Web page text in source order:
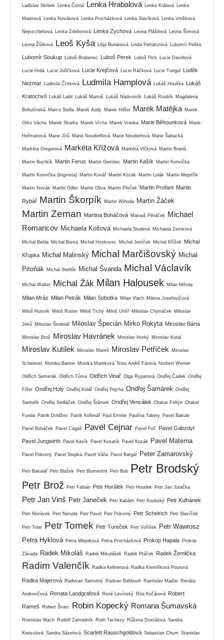
Ladislav Skrbek Lenka Černá Lenka Hrabalová Lenka Králová Lenka
Maierová Lenka Nováková Lenka Procházková Lenka Slavíková Lenka Vrtišková
Nejezchlebová Lenka Zdeborová Lenka Zychová Leona Plášilová Leona Šímová
Leona Žůrková Leoš Kyša Lilija Burianová Linda Petraturová Lubomír Peške
Lubomír Soukup Luboš Brabenec Luboš Perek Luboš Pick Lucie Davidová
Lucie Hrdá Lucie Juřičková Lucie Krejčová Lucie Ráčková Lucie Tungul Luděk
Nezmar Ludmila Čírtková Ludmila Hamplová Lukáš Houška Lukáš
Kratochvíl Lukáš Laibl Lukáš Martoš Lukáš Nádvorník Lukáš Roubík Magdalena
Bohutínská Marco Stella Marek Audy Marek Hilšer Marek Matějka Marek
Orko Vácha Marek Skarka Marek Vícha Marek Vranka Marie Běhounková Marie
Heřmanová Marie Jírů Marie Neudorflová Marie Neudorfová Marie Šabacká
Markéta Gregorová Markéta Křížová Markéta Vlčková Martin Braniš
Martin Buchtík Martin Ferus Martin Gembec Martin Kašík Martin Konvička
Martin Konvička (lingvista) Martin Kovář Martin Kozák Martin Lulák Martin Mejstřík
Martin Novák Martin Odler Martin Oliva Martin Přeček Martin Profant Martin
Rybář Martin Škorpík Martin Wihoda Martin Žáček
Martin Zeman Martina Boháčová Matouš Pilnáček
Michael
Romancov Michaela Košová Michaela Studená Michaela Zemková
Michal Belda Michal Bursa Michal Hoskovec Michal Jeníček Michal Křížek Michal
Křupka Michal Malinský Michal Marčišovský Michal
Pitoňák
Michal Stehlík Michal Švanda Michal Václavík
Michal Walter Michal Žák Milan Halousek Milan Mihola
Milan Mráz Milan Petrák Milan Sobotka Milan Vlach Milena Josefovičová
Miloš Husník Miloš Rotter Miloš Tichý Miloš Uhlíř Miloslav Chytráček Miloslav
Jirků Miloslav Šindelář Miloslav Špecián Mirko Rokyta Miroslav Bárta
Miroslav Brož Miroslav Havránek Miroslav Horký Miroslav Kutal
Miroslav Kutílek Miroslav Mareš Miroslav Petříček Miroslav
Scheinost Monika Barton Monika Mareková Nina Andrš Fárová Norbert Werner
Oldřich Semerák Oldřich Tůma Oldřich Vinař Olga Ryparová Ondřej Čadek Ondřej
Fišer Ondřej Holý Ondřej Kolář Ondřej Pejcha Ondřej Šamárek Ondřej
Santolík Ondřej Sedláček Ondřej Šrámek Ondřej Vencálek Otakar Foltýn Otakar
Funda Patrik Doldžev Patrik Kořenář Paul Ermite Paulína Tabery Pavel Bakule
Pavel Boháček Pavel Cagaš Pavel Cejnar Pavel Frič Pavel Gabzdyl
Pavel Jungwirth Pavel Kasík Pavel Kosatík Pavel Kozák Pavel Materna
Pavel Pokorný Pavel Stopka Pavel Váňa Pavol Bargár Peter Zamarovský
Petr Bakalář Petr Blažek Petr Blumentrit Petr Bob Petr Brodský
Petr Brož Petr Fabián Petr Horálek Petr Houdek Petr Jan Juračka
Petr Jan Vinš Petr Janeček Petr Kabáth Petr Koubský Petr Kulhánek
Petr Morávek Petr Neruda Petr Pavel Petr Pokorný Petr Scheirich Petr Slavíček
Petr Tolar Petr Tomek Petr Tureček Petr Voříšek
Petr Wawrosz
Petra Hyklová Petra Mlejnková Petra Procházková Prokop Hapala Prokop
Závada Radek Mikoláš Radek Mikulášek Radek Ptáček Radek Žemlička
Radim Valenčík Radka Kellnerová Radka Kremlíková Pourová
Radka Majerová Radovan Samotný Radvan Bahbouh Rastislav Maďar Renáta
Androvičová Renata Landgrafová René Levínský Rita Kočárová Robert
Rameš Robert Švarc Robin Kopecký Romana Šumavská
Rostislav Mach Rudolf Zahradník Ruth Tachezy Růžena Dostálová Sandra
Kreisslová Sandra Sázelová Scarlett Rauschgoldová Sebastian Chum Stanislav